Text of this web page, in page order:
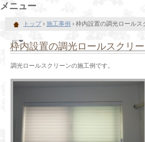
メニュー
トップ › 施工事例 › 枠内設置の調光ロールス
枠内設置の調光ロールスクリ
調光ロールスクリーンの施工例です。